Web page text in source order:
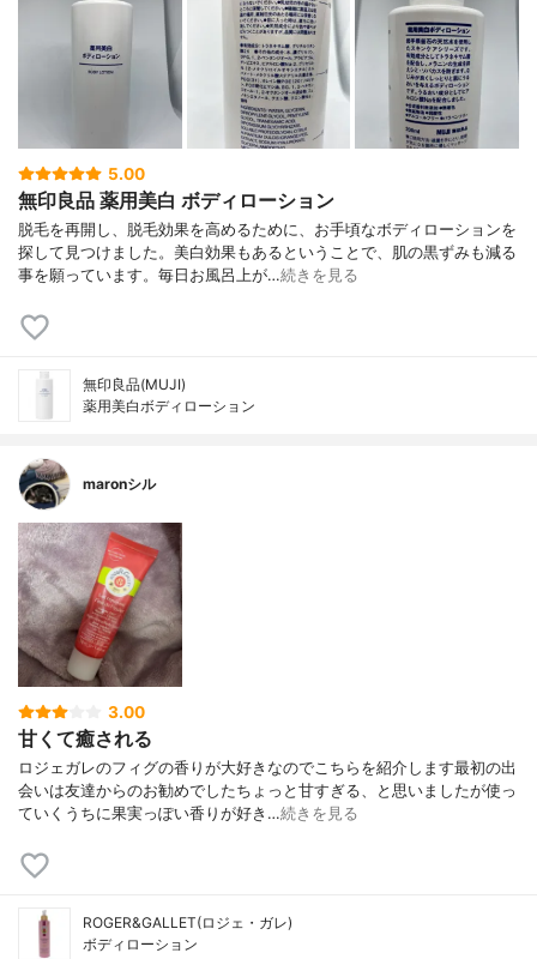
5.00
無印良品 薬用美白 ボディローション
脱毛を再開し、脱毛効果を高めるために、お手頃なボディローションを
探して見つけました。美白効果もあるということで、肌の黒ずみも減る
事を願っています。毎日お風呂上が…続きを見る
無印良品(MUJI)
薬用美白ボディローション
maronシル
3.00
甘くて癒される
ロジェガレのフィグの香りが大好きなのでこちらを紹介します最初の出
会いは友達からのお勧めでしたちょっと甘すぎる、と思いましたが使っ
ていくうちに果実っぽい香りが好き…続きを見る
ROGER&GALLET(ロジェ・ガレ)
ボディローション